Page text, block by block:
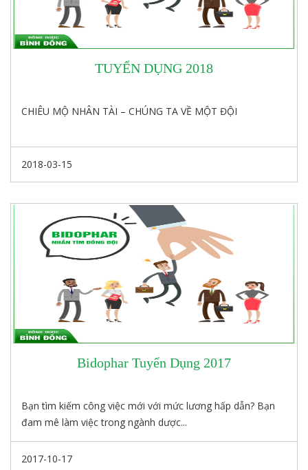
TUYỂN DỤNG 2018
CHIÊU MỘ NHÂN TÀI – CHÚNG TA VỀ MỘT ĐỘI
2018-03-15
Bidophar Tuyển Dụng 2017
Bạn tìm kiếm công việc mới với mức lương hấp dẫn? Bạn
đam mê làm việc trong ngành dược...
2017-10-17